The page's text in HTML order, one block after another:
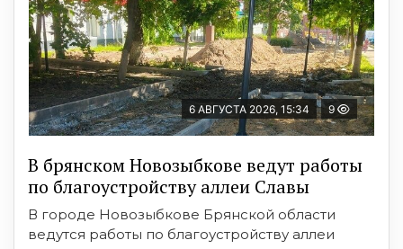
6 АВГУСТА 2026, 15:34 9
В брянском Новозыбкове ведут работы
по благоустройству аллеи Славы
В городе Новозыбкове Брянской области
ведутся работы по благоустройству аллеи